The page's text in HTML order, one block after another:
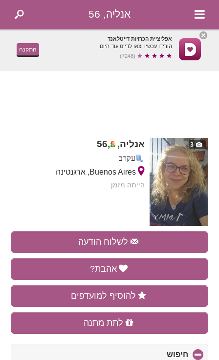
אנליה, 56
אפליציית הכרויות דייטלאנד
הורידו עכשיו וצאו לדייט עוד היום!
(7248)
התקנה
3 אנליה, ,
56
עקרב
Buenos Aires, ארגנטינה
הייתה מזמן
לשלוח הודעה
אהבת?
להוסיף למועדפים
לתת מתנה
חיפוש